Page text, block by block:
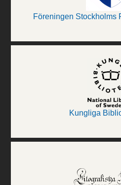
Föreningen Stockholms
Kungliga